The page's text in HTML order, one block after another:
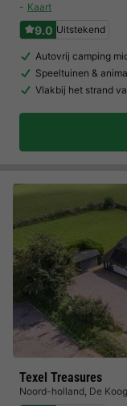
Kaart
9.0 Uitstekend
Autovrij camping
Speeltuinen &
Vlakbij het strand
Texel Treasures
Noord-holland, De Koog